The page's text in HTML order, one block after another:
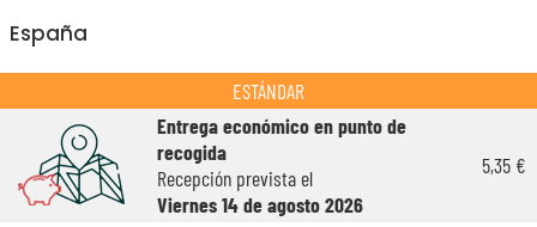
España
ESTÁNDAR
Entrega económico en punto de
recogida
Recepción prevista el
Viernes 14 de agosto 2026
5,35 €